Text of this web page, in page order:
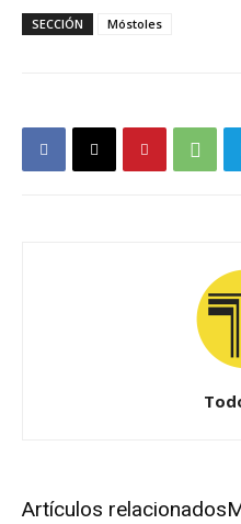
SECCIÓN Móstoles
Artículos relacionados